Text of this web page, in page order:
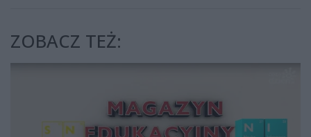
ZOBACZ TEŻ: